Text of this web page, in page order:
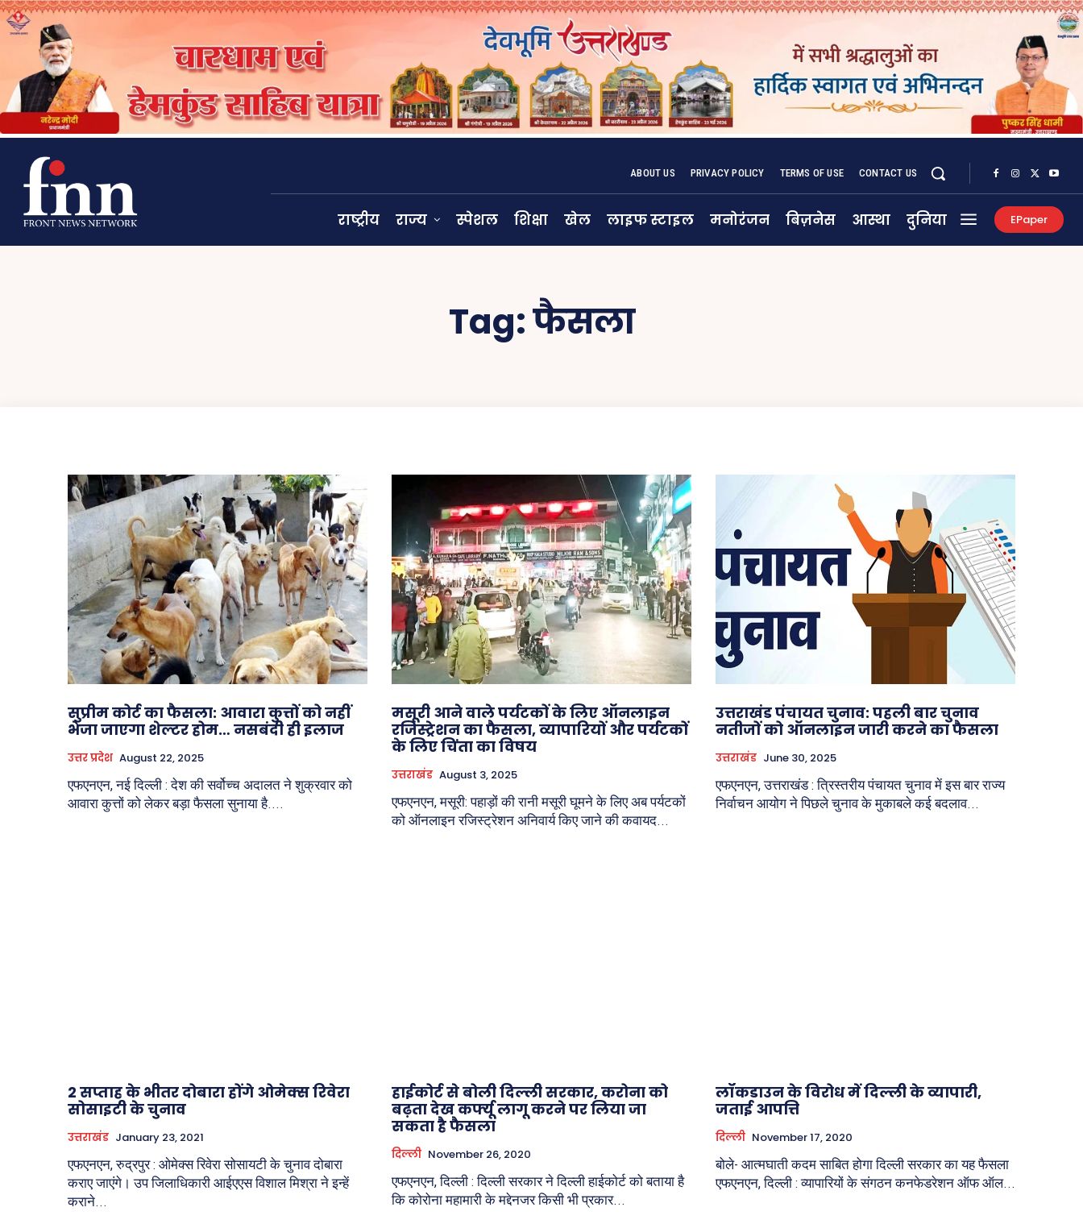
ABOUT US PRIVACY POLICY TERMS OF USE CONTACT US
राष्ट्रीय राज्य स्पेशल शिक्षा खेल लाइफ स्टाइल मनोरंजन बिज़नेस आस्था दुनिया EPaper
Tag:फैसला
सुप्रीम कोर्ट का फैसला: आवारा कुत्तों को नहीं
भेजा जाएगा शेल्टर होम… नसबंदी ही इलाज
उत्तर प्रदेश August 22, 2025
एफएनएन, नई दिल्ली : देश की सर्वोच्च अदालत ने शुक्रवार को
आवारा कुत्तों को लेकर बड़ा फैसला सुनाया है....
मसूरी आने वाले पर्यटकों के लिए ऑनलाइन
रजिस्ट्रेशन का फैसला, व्यापारियों और पर्यटकों
के लिए चिंता का विषय
उत्तराखंड August 3, 2025
एफएनएन, मसूरी: पहाड़ों की रानी मसूरी घूमने के लिए अब पर्यटकों
को ऑनलाइन रजिस्ट्रेशन अनिवार्य किए जाने की कवायद...
उत्तराखंड पंचायत चुनाव: पहली बार चुनाव
नतीजों को ऑनलाइन जारी करने का फैसला
उत्तराखंड June 30, 2025
एफएनएन, उत्तराखंड : त्रिस्तरीय पंचायत चुनाव में इस बार राज्य
निर्वाचन आयोग ने पिछले चुनाव के मुकाबले कई बदलाव...
2 सप्ताह के भीतर दोबारा होंगे ओमेक्स रिवेरा
सोसाइटी के चुनाव
उत्तराखंड January 23, 2021
एफएनएन, रुद्रपुर : ओमेक्स रिवेरा सोसायटी के चुनाव दोबारा
कराए जाएंगे। उप जिलाधिकारी आईएएस विशाल मिश्रा ने इन्हें
कराने...
हाईकोर्ट से बोली दिल्ली सरकार, करोना को
बढ़ता देख कर्फ्यू लागू करने पर लिया जा
सकता है फैसला
दिल्ली November 26, 2020
एफएनएन, दिल्ली : दिल्ली सरकार ने दिल्ली हाईकोर्ट को बताया है
कि कोरोना महामारी के मद्देनजर किसी भी प्रकार...
लॉकडाउन के विरोध में दिल्ली के व्यापारी,
जताई आपत्ति
दिल्ली November 17, 2020
बोले- आत्मघाती कदम साबित होगा दिल्ली सरकार का यह फैसला
एफएनएन, दिल्ली : व्यापारियों के संगठन कनफेडरेशन ऑफ ऑल...